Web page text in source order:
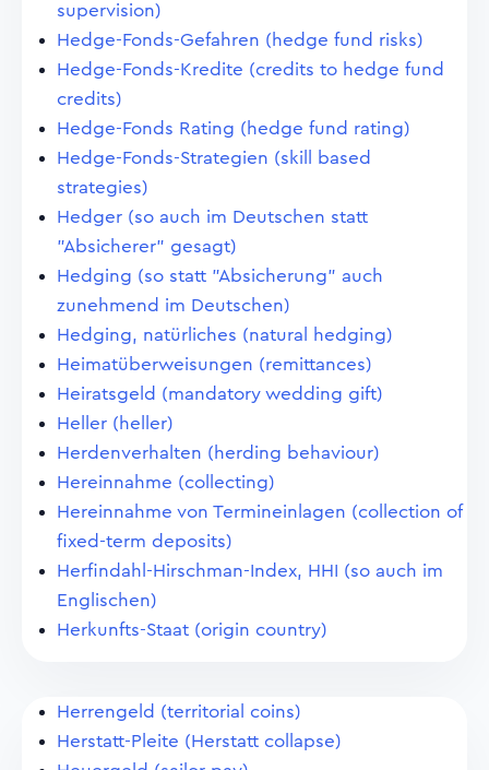
supervision)
Hedge-Fonds-Gefahren (hedge fund risks)
Hedge-Fonds-Kredite (credits to hedge fund
credits)
Hedge-Fonds Rating (hedge fund rating)
Hedge-Fonds-Strategien (skill based
strategies)
Hedger (so auch im Deutschen statt
"Absicherer" gesagt)
Hedging (so statt "Absicherung" auch
zunehmend im Deutschen)
Hedging, natürliches (natural hedging)
Heimatüberweisungen (remittances)
Heiratsgeld (mandatory wedding gift)
Heller (heller)
Herdenverhalten (herding behaviour)
Hereinnahme (collecting)
Hereinnahme von Termineinlagen (collection of
fixed-term deposits)
Herfindahl-Hirschman-Index, HHI (so auch im
Englischen)
Herkunfts-Staat (origin country)
Herrengeld (territorial coins)
Herstatt-Pleite (Herstatt collapse)